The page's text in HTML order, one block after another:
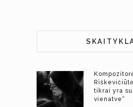
tikrai yra
vienatve“